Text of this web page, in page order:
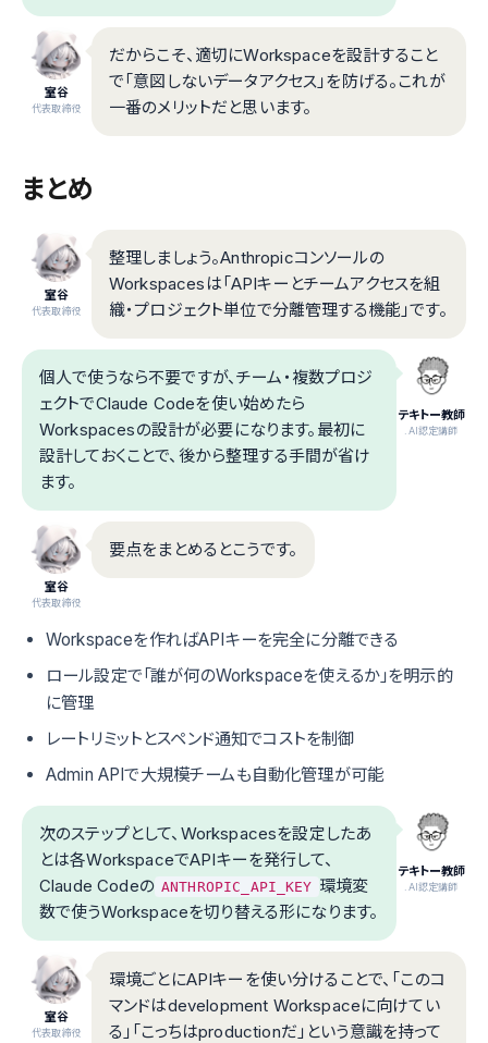
室谷
代表取締役
だからこそ、適切にWorkspaceを設計すること
で「意図しないデータアクセス」を防げる。これが
一番のメリットだと思います。
まとめ
室谷
代表取締役
整理しましょう。Anthropicコンソールの
Workspacesは「APIキーとチームアクセスを組
織・プロジェクト単位で分離管理する機能」です。
テキトー教師
.AI認定講師
個人で使うなら不要ですが、チーム・複数プロジ
ェクトでClaude Codeを使い始めたら
Workspacesの設計が必要になります。最初に
設計しておくことで、後から整理する手間が省け
ます。
室谷
代表取締役
要点をまとめるとこうです。
Workspaceを作ればAPIキーを完全に分離できる
ロール設定で「誰が何のWorkspaceを使えるか」を明示的
に管理
レートリミットとスペンド通知でコストを制御
Admin APIで大規模チームも自動化管理が可能
テキトー教師
.AI認定講師
次のステップとして、Workspacesを設定したあ
とは各WorkspaceでAPIキーを発行して、
Claude Codeの ANTHROPIC_API_KEY 環境変
数で使うWorkspaceを切り替える形になります。
室谷
代表取締役
環境ごとにAPIキーを使い分けることで、「このコ
マンドはdevelopment Workspaceに向けてい
る」「こっちはproductionだ」という意識を持って